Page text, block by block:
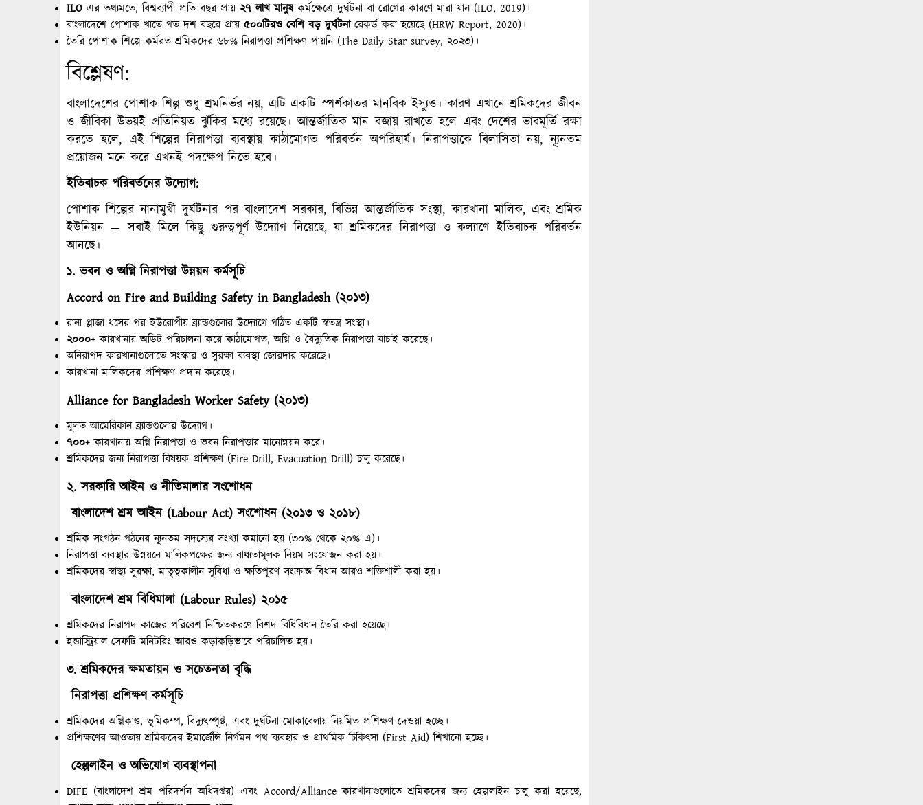
ILO এর তথ্যমতে, বিশ্বব্যাপী প্রতি বছর প্রায় ২৭ লাখ মানুষকর্মক্ষেত্রে দুর্ঘটনা বা রোগের কারণে মারা যান (ILO, 2019)।
বাংলাদেশে পোশাক খাতে গত দশ বছরে প্রায় ৫০০টিরও বেশি বড় দুর্ঘটনারেকর্ড করা হয়েছে (HRW Report, 2020)।
তৈরি পোশাক শিল্পে কর্মরত শ্রমিকদের ৬৮% নিরাপত্তা প্রশিক্ষণ পায়নি (The Daily Star survey, ২০২৩)।
বিশ্লেষণ:
বাংলাদেশের পোশাক শিল্প শুধু শ্রমনির্ভর নয়, এটি একটি স্পর্শকাতর মানবিক ইস্যুও। কারণ এখানে শ্রমিকদের জীবন
ও জীবিকা উভয়ই প্রতিনিয়ত ঝুঁকির মধ্যে রয়েছে। আন্তর্জাতিক মান বজায় রাখতে হলে এবং দেশের ভাবমূর্তি রক্ষা
করতে হলে, এই শিল্পের নিরাপত্তা ব্যবস্থায় কাঠামোগত পরিবর্তন অপরিহার্য। নিরাপত্তাকে বিলাসিতা নয়, ন্যূনতম
প্রয়োজন মনে করে এখনই পদক্ষেপ নিতে হবে।
ইতিবাচক পরিবর্তনের উদ্যোগ:
পোশাক শিল্পের নানামুখী দুর্ঘটনার পর বাংলাদেশ সরকার, বিভিন্ন আন্তর্জাতিক সংস্থা, কারখানা মালিক, এবং শ্রমিক
ইউনিয়ন — সবাই মিলে কিছু গুরুত্বপূর্ণ উদ্যোগ নিয়েছে, যা শ্রমিকদের নিরাপত্তা ও কল্যাণে ইতিবাচক পরিবর্তন
আনছে।
১. ভবন ও অগ্নি নিরাপত্তা উন্নয়ন কর্মসূচি
Accord on Fire and Building Safety in Bangladesh (২০১৩)
রানা প্লাজা ধসের পর ইউরোপীয় ব্র্যান্ডগুলোর উদ্যোগে গঠিত একটি স্বতন্ত্র সংস্থা।
২০০০+ কারখানায় অডিট পরিচালনা করে কাঠামোগত, অগ্নি ও বৈদ্যুতিক নিরাপত্তা যাচাই করেছে।
অনিরাপদ কারখানাগুলোতে সংস্কার ও সুরক্ষা ব্যবস্থা জোরদার করেছে।
কারখানা মালিকদের প্রশিক্ষণ প্রদান করেছে।
Alliance for Bangladesh Worker Safety (২০১৩)
মূলত আমেরিকান ব্র্যান্ডগুলোর উদ্যোগ।
৭০০+ কারখানায় অগ্নি নিরাপত্তা ও ভবন নিরাপত্তার মানোন্নয়ন করে।
শ্রমিকদের জন্য নিরাপত্তা বিষয়ক প্রশিক্ষণ (Fire Drill, Evacuation Drill) চালু করেছে।
২. সরকারি আইন ও নীতিমালার সংশোধন
বাংলাদেশ শ্রম আইন (Labour Act)সংশোধন (২০১৩ ও ২০১৮)
শ্রমিক সংগঠন গঠনের ন্যূনতম সদস্যের সংখ্যা কমানো হয় (৩০% থেকে ২০% এ)।
নিরাপত্তা ব্যবস্থার উন্নয়নে মালিকপক্ষের জন্য বাধ্যতামূলক নিয়ম সংযোজন করা হয়।
শ্রমিকদের স্বাস্থ্য সুরক্ষা, মাতৃত্বকালীন সুবিধা ও ক্ষতিপূরণ সংক্রান্ত বিধান আরও শক্তিশালী করা হয়।
বাংলাদেশ শ্রম বিধিমালা (Labour Rules) ২০১৫
শ্রমিকদের নিরাপদ কাজের পরিবেশ নিশ্চিতকরণে বিশদ বিধিবিধান তৈরি করা হয়েছে।
ইন্ডাস্ট্রিয়াল সেফটি মনিটরিং আরও কড়াকড়িভাবে পরিচালিত হয়।
৩. শ্রমিকদের ক্ষমতায়ন ও সচেতনতা বৃদ্ধি
নিরাপত্তা প্রশিক্ষণ কর্মসূচি
শ্রমিকদের অগ্নিকাণ্ড, ভূমিকম্প, বিদ্যুৎস্পৃষ্ট, এবং দুর্ঘটনা মোকাবেলায় নিয়মিত প্রশিক্ষণ দেওয়া হচ্ছে।
প্রশিক্ষণের আওতায় শ্রমিকদের ইমার্জেন্সি নির্গমন পথ ব্যবহার ও প্রাথমিক চিকিৎসা (First Aid) শিখানো হচ্ছে।
হেল্পলাইন ও অভিযোগ ব্যবস্থাপনা
DIFE (বাংলাদেশ শ্রম পরিদর্শন অধিদপ্তর) এবং Accord/Alliance কারখানাগুলোতে শ্রমিকদের জন্য হেল্পলাইন চালু করা হয়েছে,